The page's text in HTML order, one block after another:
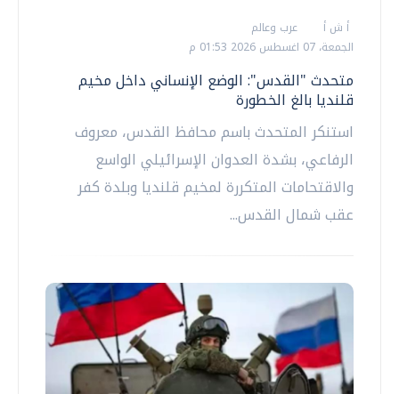
أ ش أ
عرب وعالم
الجمعة، 07 اغسطس 2026 01:53 م
متحدث "القدس": الوضع الإنساني داخل مخيم
قلنديا بالغ الخطورة
استنكر المتحدث باسم محافظ القدس، معروف
الرفاعي، بشدة العدوان الإسرائيلي الواسع
والاقتحامات المتكررة لمخيم قلنديا وبلدة كفر
عقب شمال القدس...